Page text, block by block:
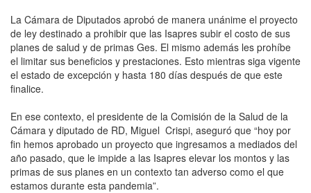
La Cámara de Diputados aprobó de manera unánime el proyecto
de ley destinado a prohibir que las Isapres subir el costo de sus
planes de salud y de primas Ges. El mismo además les prohíbe
el limitar sus beneficios y prestaciones. Esto mientras siga vigente
el estado de excepción y hasta 180 días después de que este
finalice.
En ese contexto, el presidente de la Comisión de la Salud de la
Cámara y diputado de RD, Miguel Crispi, aseguró que “hoy por
fin hemos aprobado un proyecto que ingresamos a mediados del
año pasado, que le impide a las Isapres elevar los montos y las
primas de sus planes en un contexto tan adverso como el que
estamos durante esta pandemia”.